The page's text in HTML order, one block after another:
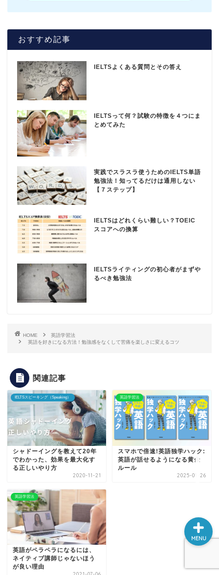
おすすめ記事
IELTSよくある質問とその答え
IELTSって何？試験の特徴を４つにま
とめてみた
実践でスラスラ使うためのIELTS単語
勉強法！知ってるだけは通用しない
【７ステップ】
IELTSはどれくらい難しい？TOEIC
スコアへの換算
IELTSライティングの初心者がまずや
るべき勉強法
HOME
英語学習法
英語を好きになる方法！勉強感をなくして苦痛を楽しさに変えるコツ
関連記事
IELTSスピーキング（Speaking）
シャドーイングを教えて20年
でわかった、効果を最大化す
る正しいやり方
2020-11-21
英語学習法
スマホで倍速!英語独学ハック:
英語が話せるようになる黄金
ルール
2025-01-26
英語学習法
英語がペラペラになるには、
ネイティブ講師じゃないほう
が良い理由
MENU
（単語）
IELTSライティング
（Writing）
英文法
英語学習法